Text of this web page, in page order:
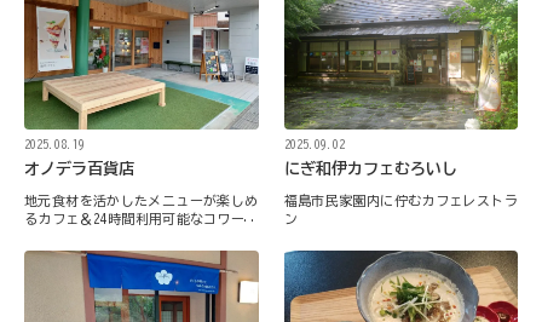
2025.08.19
オノデラ百貨店
地元食材を活かしたメニューが楽しめ
るカフェ＆24時間利用可能なコワーキ
2025.09.02
にぎ和伊カフェむろいし
福島市民家園内に佇むカフェレストラ
ン